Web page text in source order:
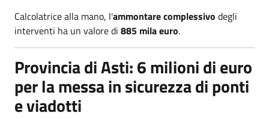
Calcolatrice alla mano, l'ammontare complessivo degli
interventi ha un valore di 885 mila euro.
Provincia di Asti: 6 milioni di euro
per la messa in sicurezza di ponti
e viadotti